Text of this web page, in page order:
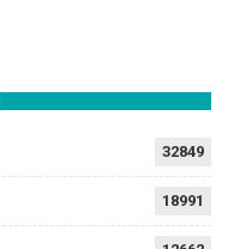
32849
18991